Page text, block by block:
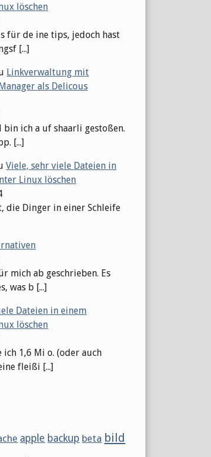
löschen
für de ine tips, jedoch hast
[...]
Linkverwaltung mit
als Delicous
ich a uf shaarli gestoßen.
[...]
Viele, sehr viele Dateien in
Linux löschen
die Dinger in einer Schleife
mich ab geschrieben. Es
was b [...]
Dateien in einem
löschen
ich 1,6 Mi o. (oder auch
fleißi [...]
apple backup beta bild